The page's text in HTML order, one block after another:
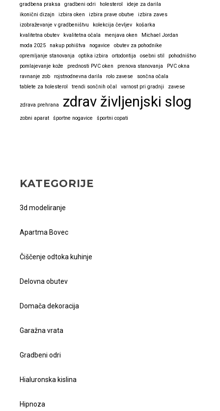
gradbena praksa
gradbeni odri holesterol
ideje za darila
ikonični dizajn
izbira oken izbira prave obutve
izbira zaves
izobraževanje v gradbeništvu
kolekcija čevljev
košarka
kvalitetna obutev
kvalitetna očala menjava oken
Michael Jordan
moda 2025
nakup pohištva nogavice
obutev za pohodnike
opremljanje stanovanja
optika izbira ortodontija osebni stil
pohodništvo
pomlajevanje kože
prednosti PVC oken prenova stanovanja
PVC okna
ravnanje zob
rojstnodnevna darila rolo zavese
sončna očala
tablete za holesterol
trendi sončnih očal varnost pri gradnji zavese
zdrava prehrana zdrav življenjski slog
zobni aparat športne nogavice športni copati
KATEGORIJE
3d modeliranje
Apartma Bovec
Čiščenje odtoka kuhinje
Delovna obutev
Domača dekoracija
Garažna vrata
Gradbeni odri
Hialuronska kislina
Hipnoza